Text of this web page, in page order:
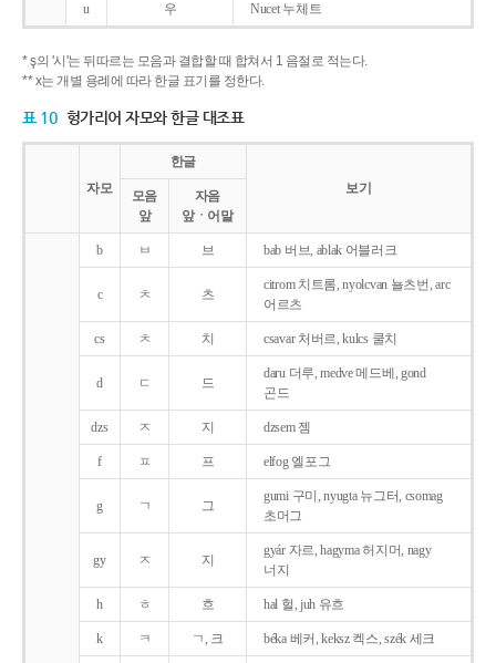
u 우 Nucet 누체트
* ş의 '시'는 뒤따르는 모음과 결합할 때 합쳐서 1 음절로 적는다.
** x는 개별 용례에 따라 한글 표기를 정한다.
표 10 헝가리어 자모와 한글 대조표
자모
한글
보기
모음
앞
자음
앞ㆍ어말
b ㅂ 브 bab 버브, ablak 어블러크
c ㅊ 츠
citrom 치트롬, nyolcvan 뇰츠번, arc
어르츠
cs ㅊ 치 csavar 처버르, kulcs 쿨치
d ㄷ 드
daru 더루, medve 메드베, gond
곤드
dzs ㅈ 지 dzsem 젬
f ㅍ 프 elfog 엘포그
g ㄱ 그
gumi 구미, nyugta 뉴그터, csomag
초머그
gy ㅈ 지
gyár 자르, hagyma 허지머, nagy
너지
h ㅎ 흐 hal 헐, juh 유흐
k ㅋ ㄱ, 크 béka 베커, keksz 켁스, szék 세크